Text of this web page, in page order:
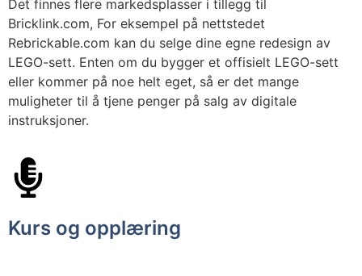
Det finnes flere markedsplasser i tillegg til
Bricklink.com, For eksempel på nettstedet
Rebrickable.com kan du selge dine egne redesign av
LEGO-sett. Enten om du bygger et offisielt LEGO-sett
eller kommer på noe helt eget, så er det mange
muligheter til å tjene penger på salg av digitale
instruksjoner.
Kurs og opplæring